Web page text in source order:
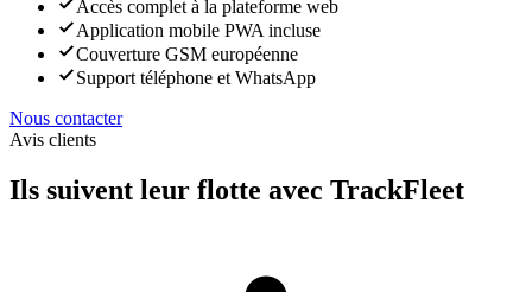
Accès complet à la plateforme web
Application mobile PWA incluse
Couverture GSM européenne
Support téléphone et WhatsApp
Nous contacter
Avis clients
Ils suivent leur flotte avec TrackFleet